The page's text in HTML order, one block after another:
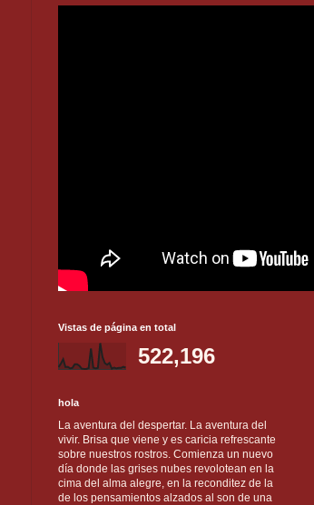
Vistas de página en total
522,196
hola
La aventura del despertar. La aventura del
vivir. Brisa que viene y es caricia refrescante
sobre nuestros rostros. Comienza un nuevo
día donde las grises nubes revolotean en la
cima del alma alegre, en la reconditez de la
de los pensamientos alzados al son de una